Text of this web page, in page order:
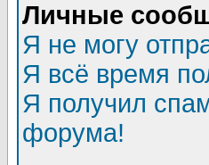
Личные
Я не могу
Я всё время
Я получил
форума!